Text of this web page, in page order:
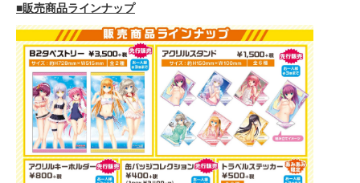
■販売商品ラインナップ